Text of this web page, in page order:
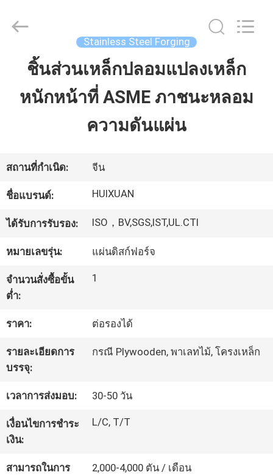
บ้าน
วิดีโอ
คุณภาพ
แผนผัง
XUAN
NEW
Stainless Steel Forging
ชิ้นส่วนเหล็กปลอมแปลงเหล็ก
หนักหน้าที่ ASME ภาชนะหลอม
ความดันแผ่น
สถานที่กำเนิด: จีน
ชื่อแบรนด์: HUIXUAN
ได้รับการรับรอง: ISO，BV,SGS,IST,UL.CTI
หมายเลขรุ่น: แผ่นดิสก์ฟอร์จ
จำนวนสั่งซื้อขั้น
ต่ำ:
1
ราคา: ต่อรองได้
รายละเอียดการ
บรรจุ:
กรณี Plywooden, พาเลทไม้, โครงเหล็ก
เวลาการส่งมอบ: 30-50 วัน
เงื่อนไขการชำระ
เงิน:
L/C, T/T
สามารถในการ
2,000-4,000 ตัน / เดือน